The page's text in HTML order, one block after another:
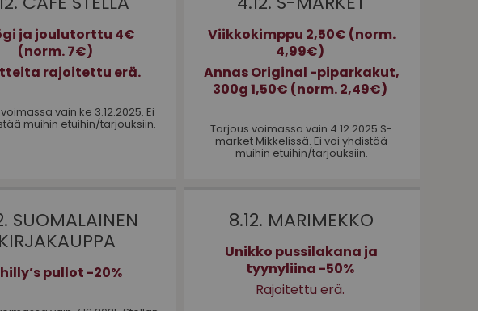
ja joulutorttu 4€
(norm. 7€)
rajoitettu erä.
vain ke 3.12.2025. Ei
muihin etuihin/tarjouksiin.
Viikkokimppu 2,50€ (norm.
4,99€)
Annas Original -piparkakut,
300g 1,50€ (norm. 2,49€)
Tarjous voimassa vain 4.12.2025 S-
market Mikkelissä. Ei voi yhdistää
muihin etuihin/tarjouksiin.
SUOMALAINEN
KIRJAKAUPPA
pullot -20%
8.12. MARIMEKKO
Unikko pussilakana ja
tyynyliina -50%
Rajoitettu erä.